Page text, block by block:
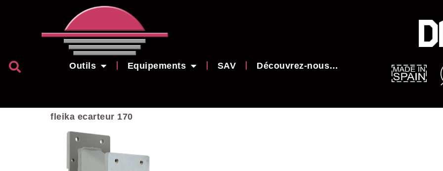
Outils Equipements SAV Découvrez-nous…
fleika ecarteur 170